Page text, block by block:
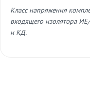
Класс напряжения
входящего изолятора
и КД.